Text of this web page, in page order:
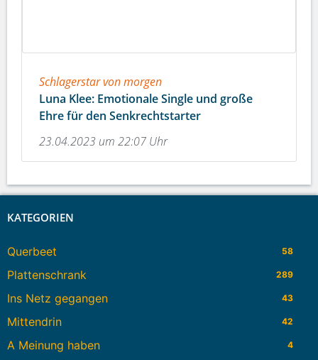
Schlagerstar von morgen
Luna Klee: Emotionale Single und große
Ehre für den Senkrechtstarter
23.04.2023 um 22:07 Uhr
KATEGORIEN
Querbeet 58
Plattenschrank 289
Ins Netz gegangen 43
Mittendrin 42
A Meinung haben 4